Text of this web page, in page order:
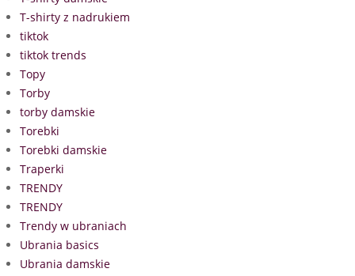
T-shirty z nadrukiem
tiktok
tiktok trends
Topy
Torby
torby damskie
Torebki
Torebki damskie
Traperki
TRENDY
TRENDY
Trendy w ubraniach
Ubrania basics
Ubrania damskie